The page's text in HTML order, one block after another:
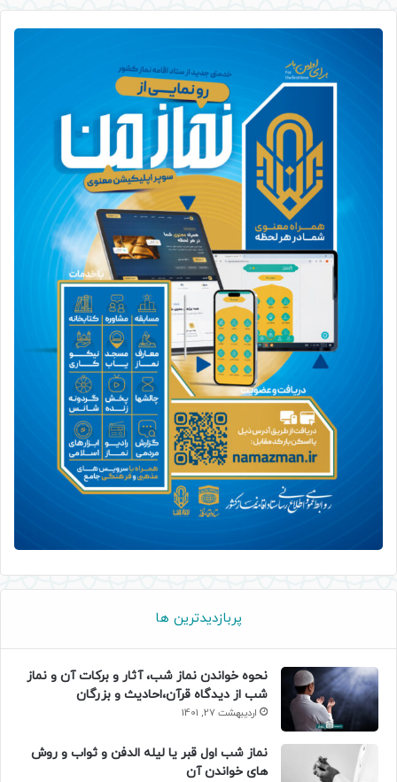
پربازدیدترین ها
نحوه خواندن نماز شب، آثار و برکات آن و نماز
شب از دیدگاه قرآن،احادیث و بزرگان
اردیبهشت 27, 1401
نماز شب اول قبر یا لیله الدفن و ثواب و روش
های خواندن آن